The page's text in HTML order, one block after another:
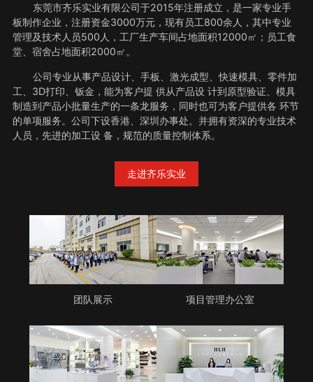
东莞市齐乐实业有限公司于2015年注册成立，是一家专业手
板制作企业，注册资金3000万元，现有员工800余人，其中专业
管理及技术人员500人，工厂生产车间占地面积12000㎡；员工食
堂、宿舍占地面积2000㎡。
公司专业从事产品设计、手板、激光成型、快速模具、零件加
工、3D打印、钣金，能为客户提 供从产品设 计到原型验证、模具
制造到产品小批量生产的一条龙服务，同时也可为客户提供各 环节
的单项服务。公司下设香港、深圳办事处。并拥有资深的专业技术
人员，先进的加工设 备，规范的质量控制体系。
走进齐乐实业
团队展示 项目管理办公室